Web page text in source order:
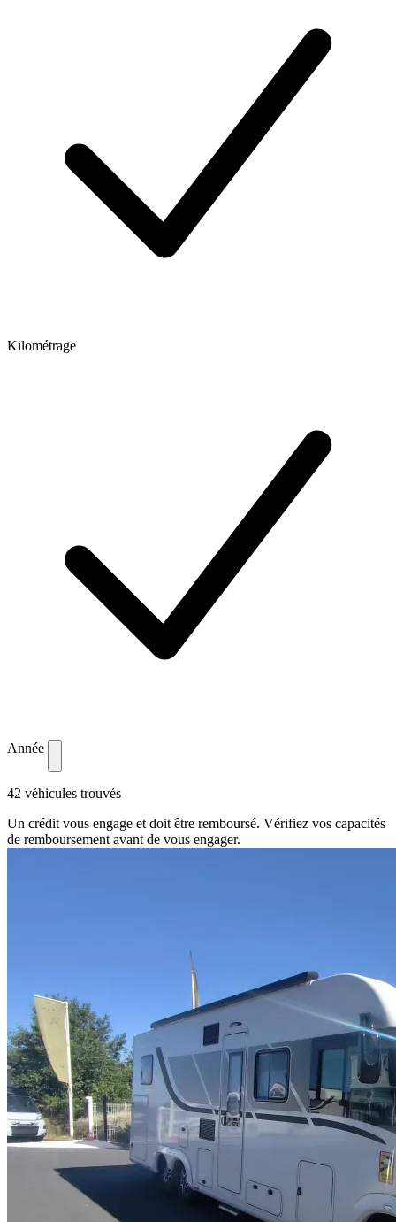
Kilométrage
Année
42 véhicules trouvés
Un crédit vous engage et doit être remboursé. Vérifiez vos capacités
de remboursement avant de vous engager.